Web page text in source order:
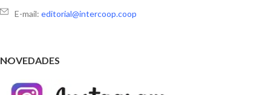
E-mail: editorial@intercoop.coop
NOVEDADES